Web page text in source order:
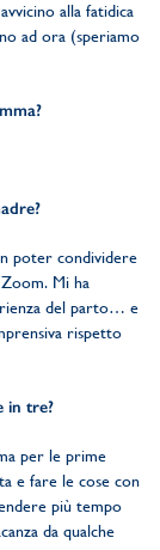
alla fatidica
ad ora (speriamo
poter condividere
Mi ha
del parto… e
rispetto
in tre?
per le prime
e fare le cose con
più tempo
da qualche